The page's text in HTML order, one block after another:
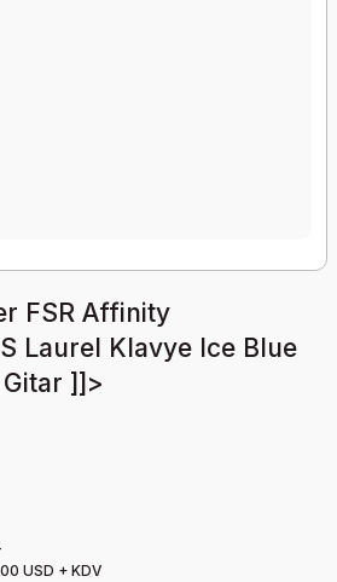
FSR Affinity
Laurel Klavye Ice Blue
]]>
USD + KDV